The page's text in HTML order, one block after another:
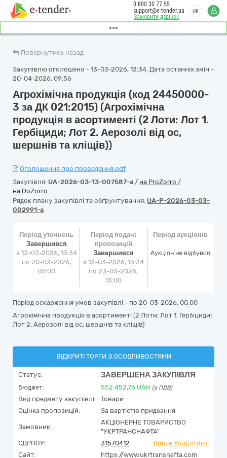
Замовити дзвінок
0 800 30 77 55
support@e-tender.ua
UK
Повернутись назад
Закупівлю оголошено - 13-03-2026, 13:34. Дата останніх змін -
20-04-2026, 09:56
Агрохімічна продукція (код 24450000-
3 за ДК 021:2015) (Агрохімічна
продукція в асортименті (2 Лоти: Лот 1.
Гербіциди; Лот 2. Аерозолі від ос,
шершнів та кліщів))
Оголошення про проведення.pdf
Закупівля: UA-2026-03-13-007587-a / на ProZorro /
на DoZorro
Рядок плану закупівлі та обґрунтування: UA-P-2026-03-03-
002991-a
Період уточнень
Завершився
з 13-03-2026, 13:34
по 20-03-2026,
00:00
Період подачі
пропозицій
Завершився
з 13-03-2026, 13:34
по 23-03-2026,
13:00
Період аукціонів
Аукціон не відбувся
Період оскарження умов закупівлі - по 20-03-2026, 00:00
Агрохімічна продукція в асортименті (2 Лоти: Лот 1. Гербіциди;
Лот 2. Аерозолі від ос, шершнів та кліщів)
ВІДКРИТІ ТОРГИ З ОСОБЛИВОСТЯМИ
Статус: ЗАВЕРШЕНА ЗАКУПІВЛЯ
Бюджет: 552 452,76 UAH (з ПДВ)
Вид предмету закупівлі:
Товари
Оцінка пропозицій:
За вартістю придбання
Замовник:
АКЦІОНЕРНЕ ТОВАРИСТВО
"УКРТРАНСНАФТА"
ЄДРПОУ:
31570412
Досьє YouControl
Сайт:
https://www.ukrtransnafta.com